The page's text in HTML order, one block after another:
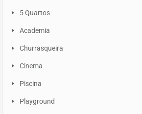
5 Quartos
Academia
Churrasqueira
Cinema
Piscina
Playground